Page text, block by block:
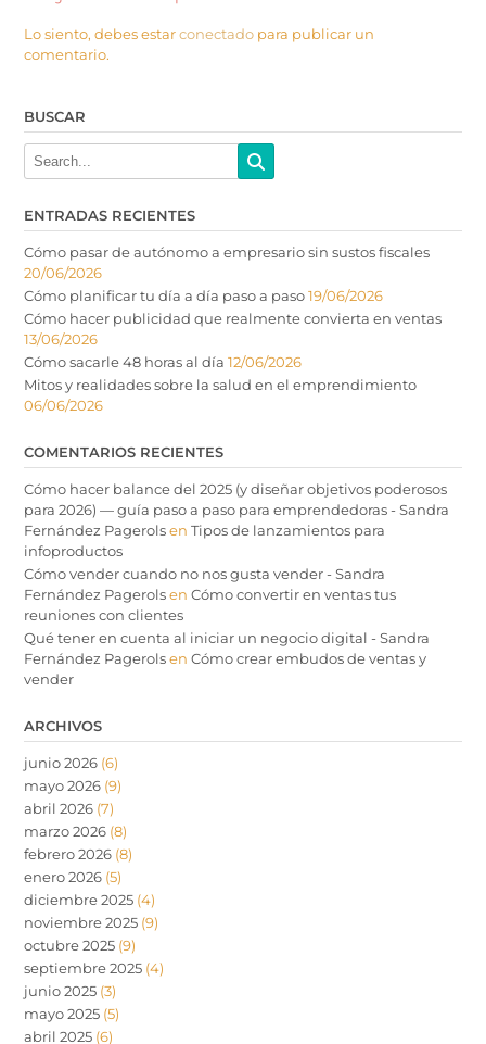
Lo siento, debes estarconectado para publicar un
comentario.
BUSCAR
ENTRADAS RECIENTES
Cómo pasar de autónomo a empresario sin sustos fiscales
20/06/2026
Cómo planificar tu día a día paso a paso19/06/2026
Cómo hacer publicidad que realmente convierta en ventas
13/06/2026
Cómo sacarle 48 horas al día 12/06/2026
Mitos y realidades sobre la salud en el emprendimiento
06/06/2026
COMENTARIOS RECIENTES
Cómo hacer balance del 2025 (y diseñar objetivos poderosos
para 2026) — guía paso a paso para emprendedoras - Sandra
Fernández Pagerolsen Tipos de lanzamientos para
infoproductos
Cómo vender cuando no nos gusta vender - Sandra
Fernández Pagerolsen Cómo convertir en ventas tus
reuniones con clientes
Qué tener en cuenta al iniciar un negocio digital - Sandra
Fernández Pagerolsen Cómo crear embudos de ventas y
vender
ARCHIVOS
junio 2026 (6)
mayo 2026 (9)
abril 2026 (7)
marzo 2026 (8)
febrero 2026 (8)
enero 2026 (5)
diciembre 2025 (4)
noviembre 2025 (9)
octubre 2025 (9)
septiembre 2025 (4)
junio 2025 (3)
mayo 2025 (5)
abril 2025 (6)